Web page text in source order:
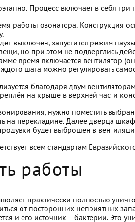
Процесс включает в себя
работы озонатора. Конструкция
выключен, запустится режим
но при этом не подверглись
время включается вентилятор
шага можно регулировать
благодаря двум
на крыше в верхней части
нужно поместить
на перекладине. Далее дверца
будет выброшен в
всем стандартам
работы
практически полностью
от посторонних неприятных
и его источник – бактерии. Это